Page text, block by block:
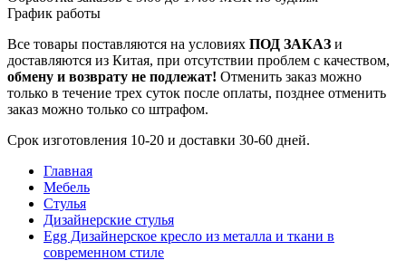
График работы
Все товары поставляются на условиях ПОД ЗАКАЗ и
доставляются из Китая, при отсутствии проблем с качеством,
обмену и возврату не подлежат! Отменить заказ можно
только в течение трех суток после оплаты, позднее отменить
заказ можно только со штрафом.
Срок изготовления 10-20 и доставки 30-60 дней.
Главная
Мебель
Стулья
Дизайнерские стулья
Egg Дизайнерское кресло из металла и ткани в
современном стиле